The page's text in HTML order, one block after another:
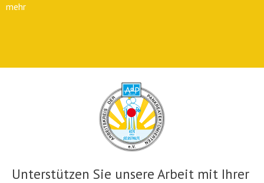
mehr
Unterstützen Sie unsere Arbeit mit Ihrer